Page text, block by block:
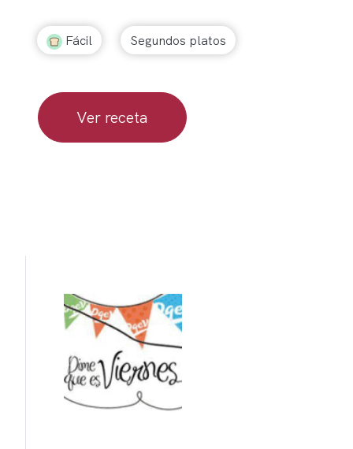
Fácil Segundos platos
Ver receta